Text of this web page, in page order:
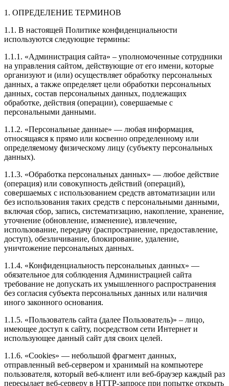
1. ОПРЕДЕЛЕНИЕ ТЕРМИНОВ
1.1. В настоящей Политике конфиденциальности
используются следующие термины:
1.1.1. «Администрация сайта» – уполномоченные сотрудники
на управления сайтом, действующие от его имени, которые
организуют и (или) осуществляет обработку персональных
данных, а также определяет цели обработки персональных
данных, состав персональных данных, подлежащих
обработке, действия (операции), совершаемые с
персональными данными.
1.1.2. «Персональные данные» — любая информация,
относящаяся к прямо или косвенно определенному или
определяемому физическому лицу (субъекту персональных
данных).
1.1.3. «Обработка персональных данных» — любое действие
(операция) или совокупность действий (операций),
совершаемых с использованием средств автоматизации или
без использования таких средств с персональными данными,
включая сбор, запись, систематизацию, накопление, хранение,
уточнение (обновление, изменение), извлечение,
использование, передачу (распространение, предоставление,
доступ), обезличивание, блокирование, удаление,
уничтожение персональных данных.
1.1.4. «Конфиденциальность персональных данных» —
обязательное для соблюдения Администрацией сайта
требование не допускать их умышленного распространения
без согласия субъекта персональных данных или наличия
иного законного основания.
1.1.5. «Пользователь сайта (далее Пользователь)» – лицо,
имеющее доступ к сайту, посредством сети Интернет и
использующее данный сайт для своих целей.
1.1.6. «Cookies» — небольшой фрагмент данных,
отправленный веб-сервером и хранимый на компьютере
пользователя, который веб-клиент или веб-браузер каждый раз
пересылает веб-серверу в HTTP-запросе при попытке открыть